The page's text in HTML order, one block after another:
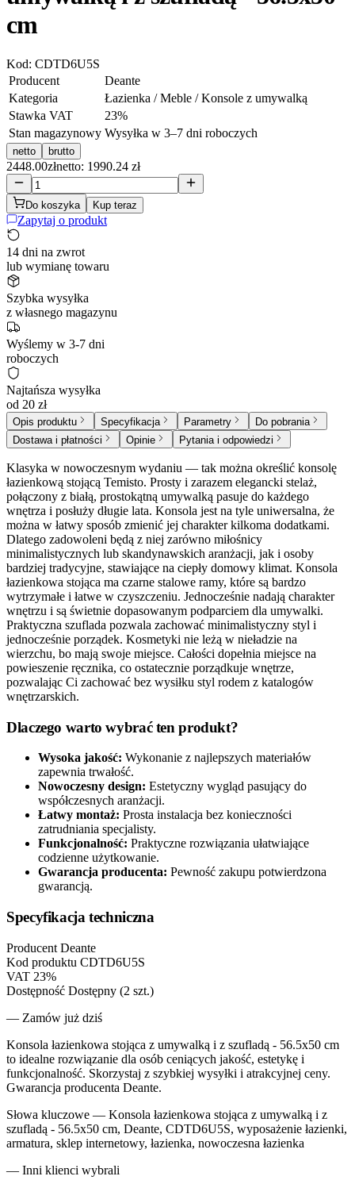
cm
Kod: CDTD6U5S
Producent
Deante
Kategoria
Łazienka / Meble / Konsole z umywalką
Stawka VAT
23%
Stan magazynowy Wysyłka w 3–7 dni roboczych
netto brutto
2448.00złnetto: 1990.24 zł
Do koszyka Kup teraz
Zapytaj o produkt
14 dni na zwrot
lub wymianę towaru
Szybka wysyłka
z własnego magazynu
Wyślemy w 3-7 dni
roboczych
Najtańsza wysyłka
od 20 zł
Opis produktu Specyfikacja Parametry
Do pobrania
Dostawa i płatności
Opinie Pytania i odpowiedzi
Klasyka w nowoczesnym wydaniu — tak można określić konsolę
łazienkową stojącą Temisto. Prosty i zarazem elegancki stelaż,
połączony z białą, prostokątną umywalką pasuje do każdego
wnętrza i posłuży długie lata. Konsola jest na tyle uniwersalna, że
można w łatwy sposób zmienić jej charakter kilkoma dodatkami.
Dlatego zadowoleni będą z niej zarówno miłośnicy
minimalistycznych lub skandynawskich aranżacji, jak i osoby
bardziej tradycyjne, stawiające na ciepły domowy klimat. Konsola
łazienkowa stojąca ma czarne stalowe ramy, które są bardzo
wytrzymałe i łatwe w czyszczeniu. Jednocześnie nadają charakter
wnętrzu i są świetnie dopasowanym podparciem dla umywalki.
Praktyczna szuflada pozwala zachować minimalistyczny styl i
jednocześnie porządek. Kosmetyki nie leżą w nieładzie na
wierzchu, bo mają swoje miejsce. Całości dopełnia miejsce na
powieszenie ręcznika, co ostatecznie porządkuje wnętrze,
pozwalając Ci zachować bez wysiłku styl rodem z katalogów
wnętrzarskich.
Dlaczego warto wybrać ten produkt?
Wysoka jakość: Wykonanie z najlepszych materiałów
zapewnia trwałość.
Nowoczesny design: Estetyczny wygląd pasujący do
współczesnych aranżacji.
Łatwy montaż: Prosta instalacja bez konieczności
zatrudniania specjalisty.
Funkcjonalność: Praktyczne rozwiązania ułatwiające
codzienne użytkowanie.
Gwarancja producenta: Pewność zakupu potwierdzona
gwarancją.
Specyfikacja techniczna
Producent Deante
Kod produktu CDTD6U5S
VAT 23%
Dostępność Dostępny (2 szt.)
— Zamów już dziś
Konsola łazienkowa stojąca z umywalką i z szufladą - 56.5x50 cm
to idealne rozwiązanie dla osób ceniących jakość, estetykę i
funkcjonalność. Skorzystaj z szybkiej wysyłki i atrakcyjnej ceny.
Gwarancja producenta Deante.
Słowa kluczowe — Konsola łazienkowa stojąca z umywalką i z
szufladą - 56.5x50 cm, Deante, CDTD6U5S, wyposażenie łazienki,
armatura, sklep internetowy, łazienka, nowoczesna łazienka
— Inni klienci wybrali